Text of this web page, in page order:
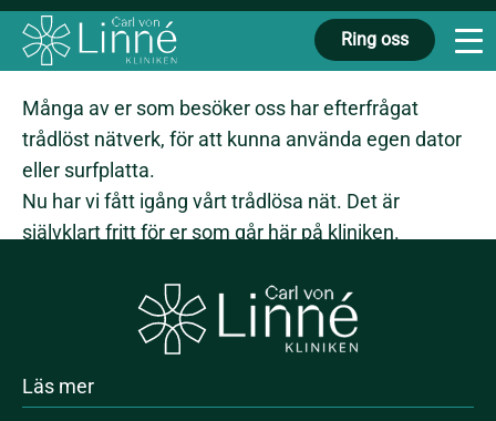
Ring oss
Trådlöst nätverk
Många av er som besöker oss har efterfrågat
trådlöst nätverk, för att kunna använda egen dator
eller surfplatta.
Nu har vi fått igång vårt trådlösa nät. Det är
självklart fritt för er som går här på kliniken.
Läs mer